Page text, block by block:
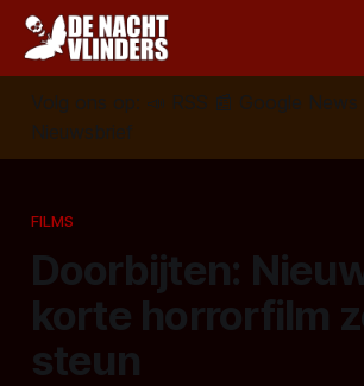
Volg ons op: 📣 RSS 📰 Google News
Nieuwsbrief
FILMS
Doorbijten:
korte horrorfilm
steun